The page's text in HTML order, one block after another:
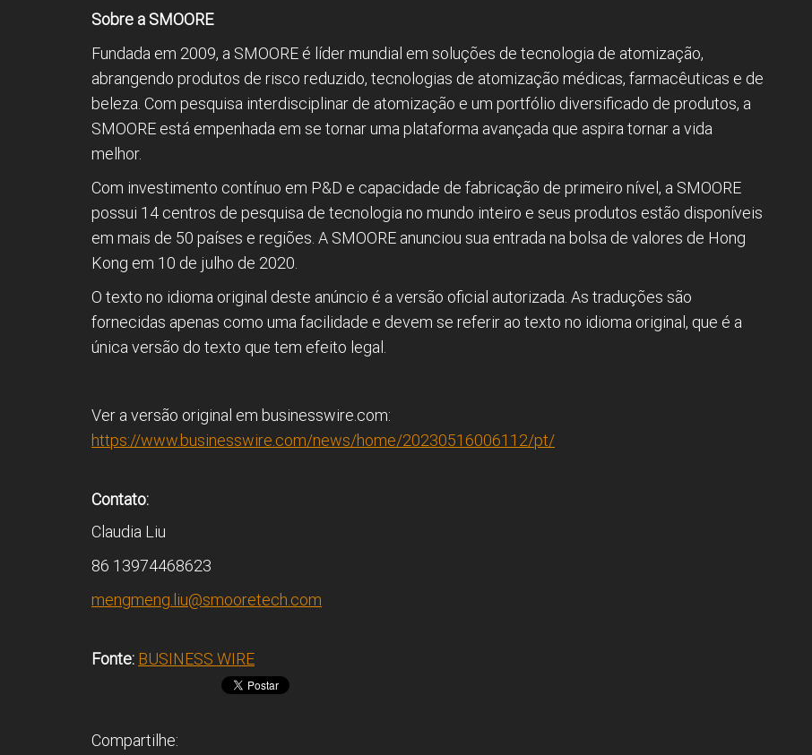
Sobre a SMOORE
Fundada em 2009, a SMOORE é líder mundial em soluções de tecnologia de atomização,
abrangendo produtos de risco reduzido, tecnologias de atomização médicas, farmacêuticas e de
beleza. Com pesquisa interdisciplinar de atomização e um portfólio diversificado de produtos, a
SMOORE está empenhada em se tornar uma plataforma avançada que aspira tornar a vida
melhor.
Com investimento contínuo em P&D e capacidade de fabricação de primeiro nível, a SMOORE
possui 14 centros de pesquisa de tecnologia no mundo inteiro e seus produtos estão disponíveis
em mais de 50 países e regiões. A SMOORE anunciou sua entrada na bolsa de valores de Hong
Kong em 10 de julho de 2020.
O texto no idioma original deste anúncio é a versão oficial autorizada. As traduções são
fornecidas apenas como uma facilidade e devem se referir ao texto no idioma original, que é a
única versão do texto que tem efeito legal.
Ver a versão original em businesswire.com:
https://www.businesswire.com/news/home/20230516006112/pt/
Contato:
Claudia Liu
86 13974468623
mengmeng.liu@smooretech.com
Fonte: BUSINESS WIRE
Compartilhe: